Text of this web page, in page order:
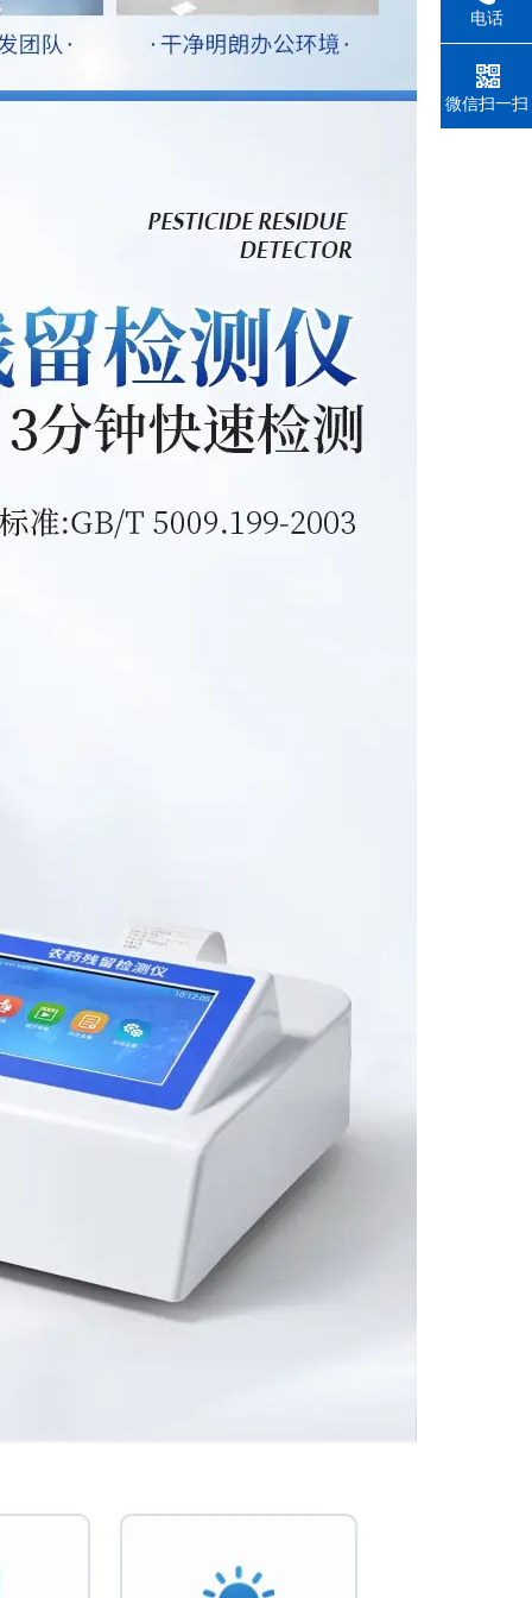
电话
微信扫一扫